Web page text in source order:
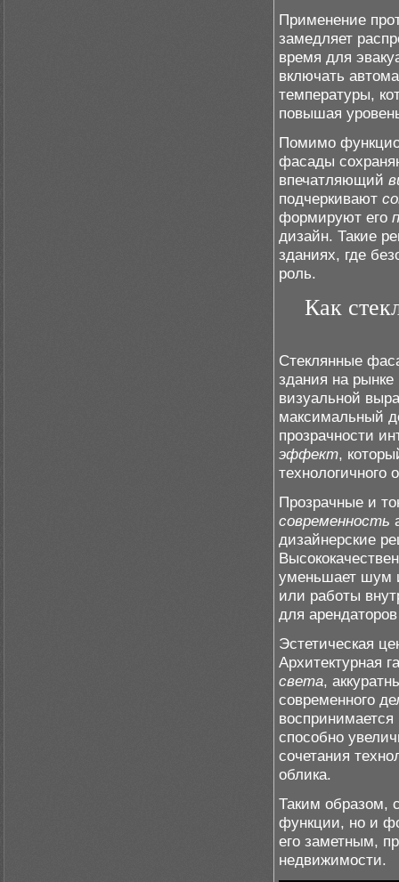
Применение
замедляет
время для
включать
температуры,
повышая
Помимо
фасады
впечатляющий
подчеркивают
формируют его
дизайн. Такие
зданиях, где
роль.
Как
Стеклянные
здания на
визуальной
максимальный
прозрачности
эффект,
технологичного
Прозрачные и
современность
дизайнерские
уменьшает шум
или работы
для
Эстетическая
Архитектурная
света,
современного
способно
сочетания
облика.
Таким образом,
функции, но и
его заметным,
недвижимости.